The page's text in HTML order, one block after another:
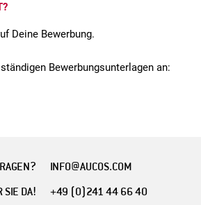
Deine Bewerbung.
Bewerbungsunterlagen an:
SIE DA!
INFO@AUCOS.COM
+49 (0)241 44 66 40